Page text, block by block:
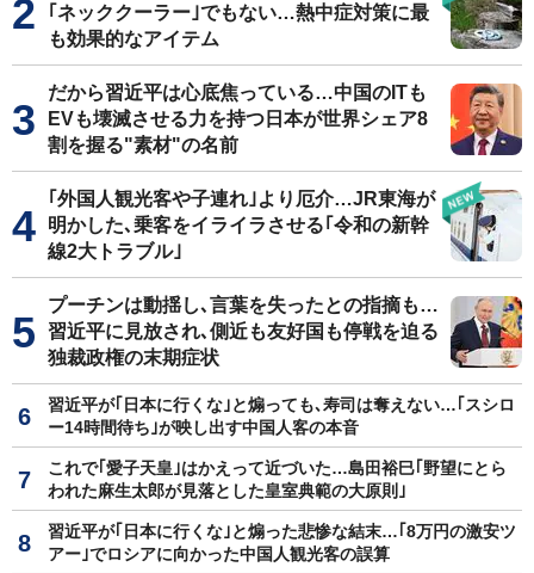
｢ネッククーラー｣でもない…熱中症対策に最
も効果的なアイテム
だから習近平は心底焦っている…中国のITも
EVも壊滅させる力を持つ日本が世界シェア8
割を握る"素材"の名前
｢外国人観光客や子連れ｣より厄介…JR東海が
明かした､乗客をイライラさせる｢令和の新幹
線2大トラブル｣
プーチンは動揺し､言葉を失ったとの指摘も…
習近平に見放され､側近も友好国も停戦を迫る
独裁政権の末期症状
習近平が｢日本に行くな｣と煽っても､寿司は奪えない…｢スシロ
ー14時間待ち｣が映し出す中国人客の本音
これで｢愛子天皇｣はかえって近づいた…島田裕巳｢野望にとら
われた麻生太郎が見落とした皇室典範の大原則｣
習近平が｢日本に行くな｣と煽った悲惨な結末…｢8万円の激安ツ
アー｣でロシアに向かった中国人観光客の誤算